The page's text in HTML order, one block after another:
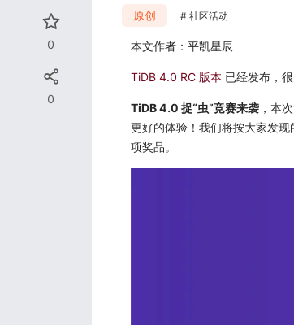
0
0
原创 社区活动
本文作者：平凯星辰
TiDB 4.0 RC 版本 已经发布，
TiDB 4.0 捉“虫”竞赛来袭，本
更好的体验！我们将按大家发
项奖品。